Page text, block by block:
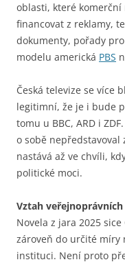
oblasti, které
financovat z reklamy,
dokumenty, pořady
modelu americká PBS
Česká televize se více
legitimní, že je i bude
tomu u BBC, ARD i
o sobě
nastává až ve chvíli,
politické moci.
Vztah
Novela z jara 2025
zároveň do určité míry
instituci. Není proto